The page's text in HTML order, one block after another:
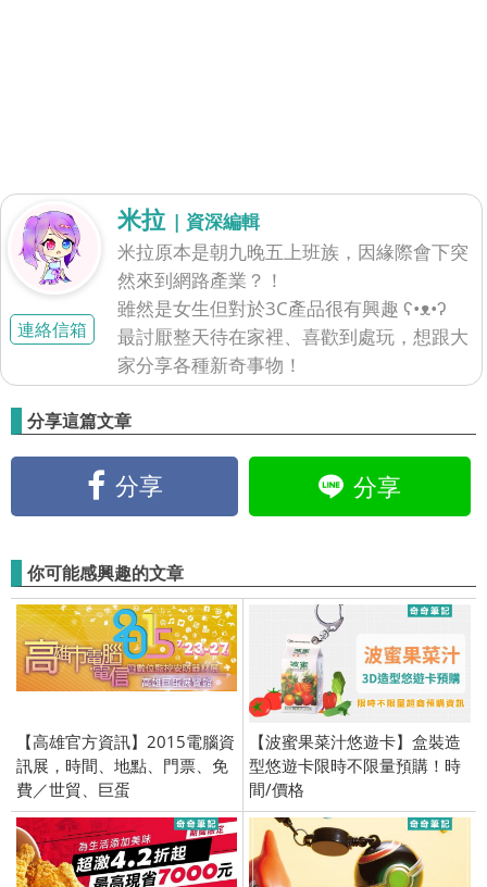
連絡信箱
米拉 | 資深編輯
米拉原本是朝九晚五上班族，因緣際會下突
然來到網路產業？！
雖然是女生但對於3C產品很有興趣 ʕ•ᴥ•ʔ
最討厭整天待在家裡、喜歡到處玩，想跟大
家分享各種新奇事物！
分享這篇文章
分享 分享
你可能感興趣的文章
【高雄官方資訊】2015電腦資
訊展，時間、地點、門票、免
費／世貿、巨蛋
【波蜜果菜汁悠遊卡】盒裝造
型悠遊卡限時不限量預購！時
間/價格